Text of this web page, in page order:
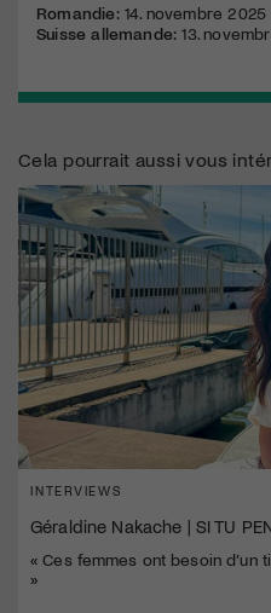
Romandie:14. novembre 2025
Suisse allemande: 13.
Cela pourrait aussi vous
INTERVIEWS
Géraldine Nakache | SI TU
« Ces femmes ont besoin
»